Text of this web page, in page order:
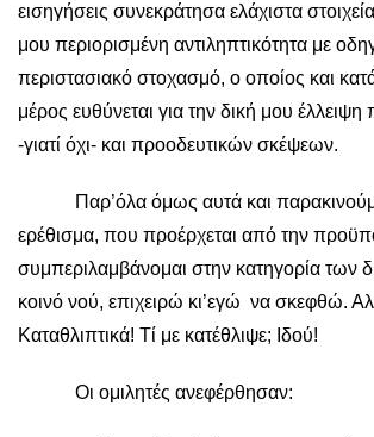
εισηγήσεις συνεκράτησα ελάχιστα
μου περιορισμένη αντιληπτικότητα με
περιστασιακό στοχασμό, ο οποίος και
μέρος ευθύνεται για την δική μου
-γιατί όχι- και προοδευτικών σκέψεων.
Παρ’όλα όμως αυτά και
ερέθισμα, που προέρχεται από την
συμπεριλαμβάνομαι στην κατηγορία των
κοινό νού, επιχειρώ κι’εγώ να σκεφθώ.
Καταθλιπτικά! Τί με κατέθλιψε; Ιδού!
Οι ομιλητές ανεφέρθησαν: